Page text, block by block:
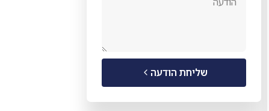
שליחת הודעה